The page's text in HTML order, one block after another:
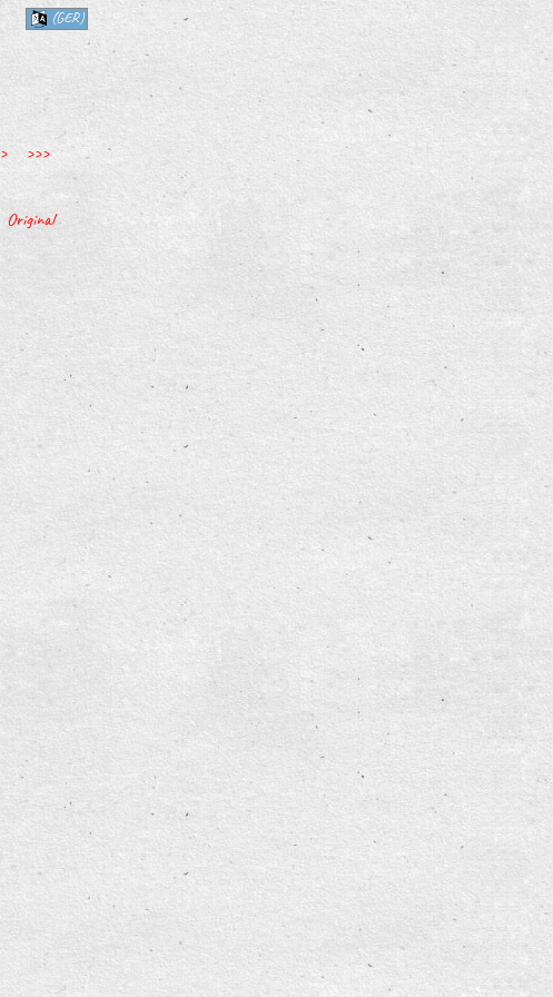
(GER)
> >>>
Original